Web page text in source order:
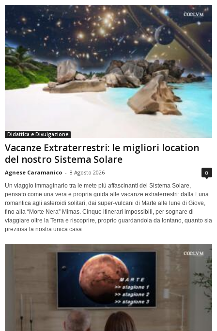
Didattica e Divulgazione
Vacanze Extraterrestri: le migliori location
del nostro Sistema Solare
Agnese Caramanico - 8 Agosto 2026 0
Un viaggio immaginario tra le mete più affascinanti del Sistema Solare,
pensato come una vera e propria guida alle vacanze extraterrestri: dalla Luna
romantica agli asteroidi solitari, dai super-vulcani di Marte alle lune di Giove,
fino alla “Morte Nera” Mimas. Cinque itinerari impossibili, per sognare di
viaggiare oltre la Terra e riscoprire, proprio guardandola da lontano, quanto sia
preziosa la nostra unica casa